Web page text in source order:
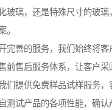
玻璃，还是特殊尺寸的玻璃
。
完善的服务，我们始终将客
前售后服务体系，让客户采
们提供免费样品试样服务，
测试产品的各项性能，确认